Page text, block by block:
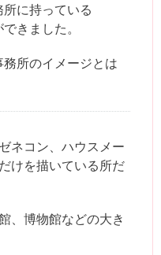
に持っている
きました。
所のイメージとは
ネコン、ハウスメー
けを描いている所だ
、博物館などの大き